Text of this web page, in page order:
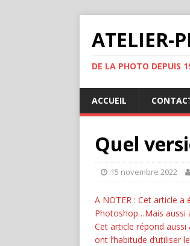
ATELIER-
DE LA PHOTO DEPUIS
ACCUEIL
Quel
15 novembre 2022
A NOTER : Cet article a
Photoshop…Mais aussi
Cet article répond
ont l’habitude d’utiliser